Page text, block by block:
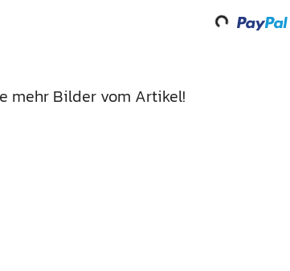
Loading...
mehr Bilder vom Artikel!